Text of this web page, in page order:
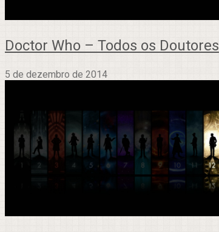
Doctor Who – Todos os Doutores
5 de dezembro de 2014